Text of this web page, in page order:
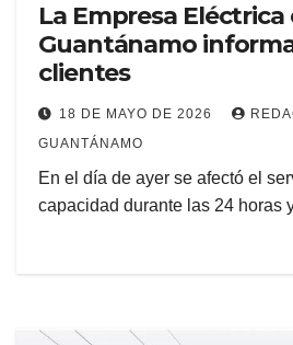
La Empresa Eléctrica
Guantánamo
clientes
18 DE MAYO DE 2026
GUANTÁNAMO
En el día de ayer se afectó el
capacidad durante las 24 horas